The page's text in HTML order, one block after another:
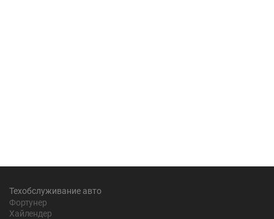
Техобслуживание авто
Фортунер
Хайлендер